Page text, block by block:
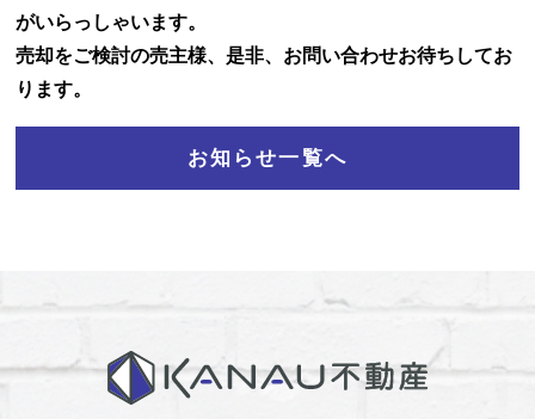
お知らせ
がいらっしゃいます。
売却をご検討の売主様、是非、お問い合わせお待ちしてお
ります。
お知らせ一覧へ